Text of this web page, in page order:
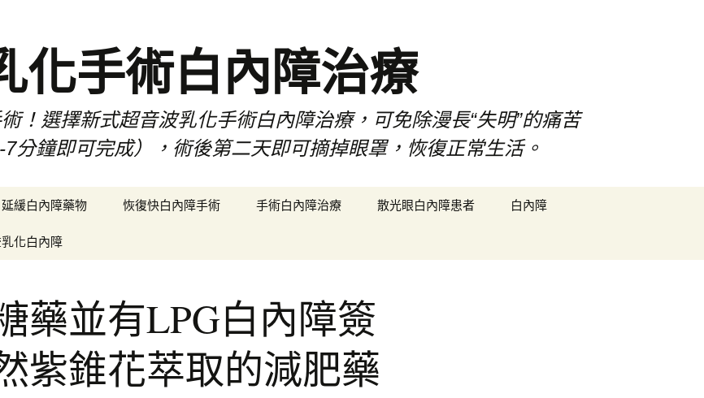
化手術白內障治療
！選擇新式超音波乳化手術白內障治療，可免除漫長“失明”的痛苦
分鐘即可完成），術後第二天即可摘掉眼罩，恢復正常生活。
延緩白內障藥物 恢復快白內障手術 手術白內障治療 散光眼白內障患者 白內障
化白內障
藥並有LPG白內障簽
紫錐花萃取的減肥藥